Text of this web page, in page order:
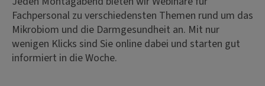
Fachpersonal zu verschiedensten Themen rund um das
Mikrobiom und die Darmgesundheit an. Mit nur
wenigen Klicks sind Sie online dabei und starten gut
informiert in die Woche.